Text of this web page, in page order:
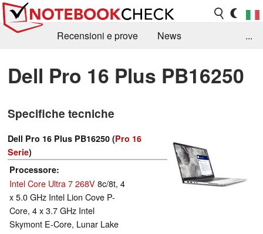
Recensioni e prove
News
Guida agli acquisti
Search Contact
...
Dell Pro 16 Plus PB16250
Specifiche tecniche
Dell Pro 16 Plus PB16250 (Pro 16
Serie)
Processore
Intel Core Ultra 7 268V8c/8t, 4
x 5.0 GHz Intel Lion Cove P-
Core, 4 x 3.7 GHz Intel
Skymont E-Core, Lunar Lake